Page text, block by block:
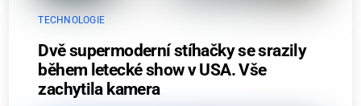
TECHNOLOGIE
Dvě supermoderní stíhačky se srazily
během letecké show v USA. Vše
zachytila kamera